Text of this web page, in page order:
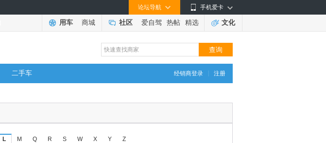
手机爱卡
论坛导航
用车 商城 社区 爱自驾 热帖 精选 文化
经销商登录 注册
二手车
L M Q R S W X Y Z